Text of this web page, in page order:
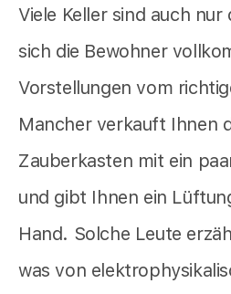
Viele Keller sind auch
sich die Bewohner
Vorstellungen vom
Mancher verkauft Ihnen
Zauberkasten mit ein
und gibt Ihnen ein
Hand. Solche Leute
was von